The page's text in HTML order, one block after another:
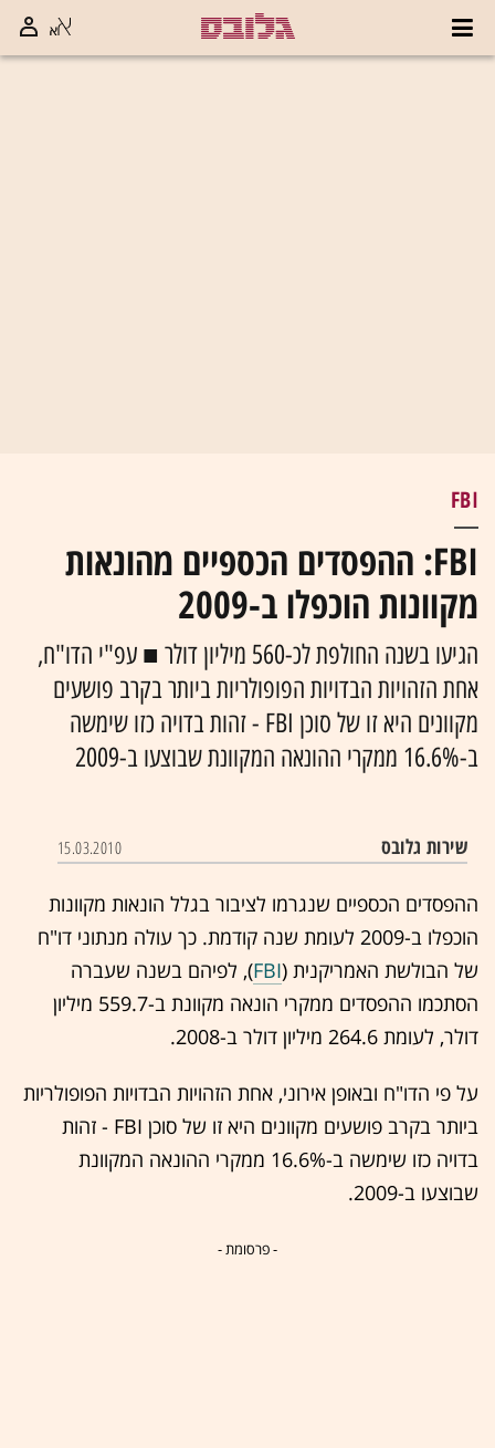
FBI
FBI: ההפסדים הכספיים מהונאות
מקוונות הוכפלו ב-2009
הגיעו בשנה החולפת לכ-560 מיליון דולר ■ עפ"י הדו"ח,
אחת הזהויות הבדויות הפופולריות ביותר בקרב פושעים
מקוונים היא זו של סוכן FBI - זהות בדויה כזו שימשה
ב-16.6% ממקרי ההונאה המקוונת שבוצעו ב-2009
שירות גלובס 15.03.2010
ההפסדים הכספיים שנגרמו לציבור בגלל הונאות מקוונות
הוכפלו ב-2009 לעומת שנה קודמת. כך עולה מנתוני דו"ח
של הבולשת האמריקנית (FBI), לפיהם בשנה שעברה
הסתכמו ההפסדים ממקרי הונאה מקוונת ב-559.7 מיליון
דולר, לעומת 264.6 מיליון דולר ב-2008.
על פי הדו"ח ובאופן אירוני, אחת הזהויות הבדויות הפופולריות
ביותר בקרב פושעים מקוונים היא זו של סוכן FBI - זהות
בדויה כזו שימשה ב-16.6% ממקרי ההונאה המקוונת
שבוצעו ב-2009.
- פרסומת -